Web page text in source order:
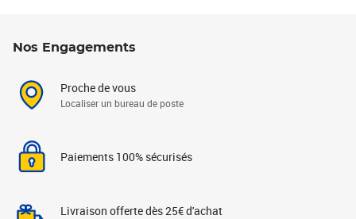
Nos Engagements
Proche de vous
Localiser un bureau de poste
Paiements 100% sécurisés
Livraison offerte dès 25€ d'achat